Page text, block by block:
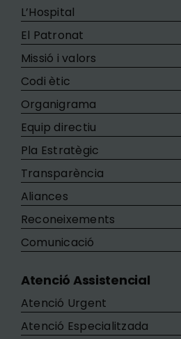
L’Hospital
El Patronat
Missió i valors
Codi ètic
Organigrama
Equip directiu
Pla Estratègic
Transparència
Aliances
Reconeixements
Comunicació
Atenció Assistencial
Atenció Urgent
Atenció Especialitzada